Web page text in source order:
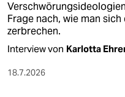
Frage nach, wie man
zerbrechen.
Interview von Karlotta
18.7.2026